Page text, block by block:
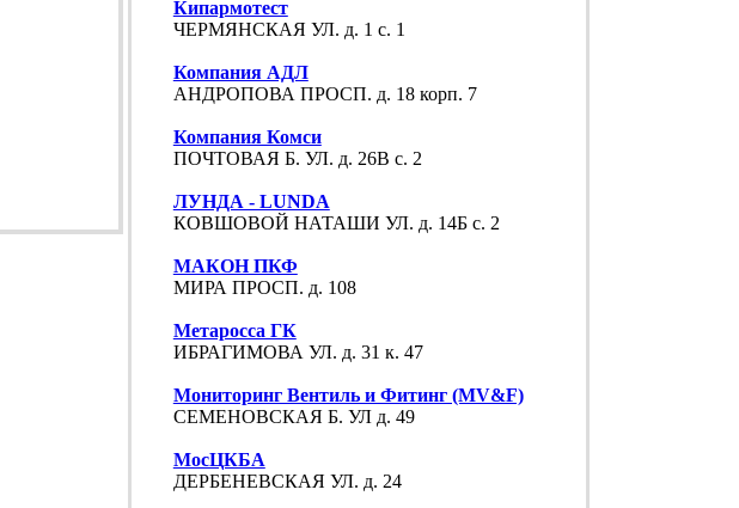
Кипармотест
ЧЕРМЯНСКАЯ УЛ. д. 1 с. 1
Компания АДЛ
АНДРОПОВА ПРОСП. д. 18 корп. 7
Компания Комси
ПОЧТОВАЯ Б. УЛ. д. 26В с. 2
ЛУНДА - LUNDA
КОВШОВОЙ НАТАШИ УЛ. д. 14Б с. 2
МАКОН ПКФ
МИРА ПРОСП. д. 108
Метаросса ГК
ИБРАГИМОВА УЛ. д. 31 к. 47
Мониторинг Вентиль и Фитинг (MV&F)
СЕМЕНОВСКАЯ Б. УЛ д. 49
МосЦКБА
ДЕРБЕНЕВСКАЯ УЛ. д. 24